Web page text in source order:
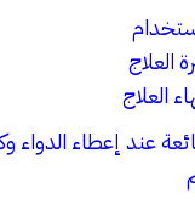
العلاج
العلاج
عند إعطاء الدواء